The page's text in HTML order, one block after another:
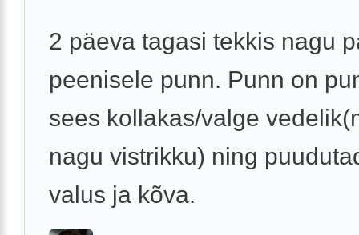
2 päeva tagasi tekkis nagu
peenisele punn. Punn on
sees kollakas/valge
nagu vistrikku) ning
valus ja kõva.